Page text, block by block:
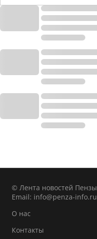
© Лента новостей Пензы
Email: info@penza-info.ru
О нас
Контакты